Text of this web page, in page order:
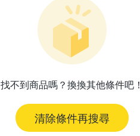
找不到商品嗎？換換其他條件吧！
清除條件再搜尋